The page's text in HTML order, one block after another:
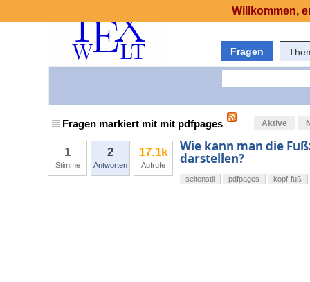
Fragen
Fragen markiert mit mit pdfpages Aktive
1
Stimme
2
Antworten
17.1k
Aufrufe
Wie kann man die
darstellen?
seitenstil pdfpages kopf-fuß
Willkommen,